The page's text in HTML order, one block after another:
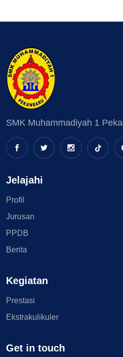
SMK Muhammadiyah 1
Jelajahi
Profil
Jurusan
PPDB
Berita
Kegiatan
Prestasi
Ekstrakulikuler
Get in touch